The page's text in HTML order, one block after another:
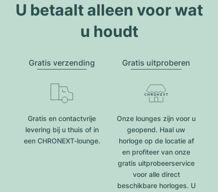
U betaalt alleen voor wat
u houdt
Gratis verzending
Gratis en contactvrije
levering bij u thuis of in
een CHRONEXT-lounge.
Gratis uitproberen
Onze lounges zijn voor u
geopend. Haal uw
horloge op de locatie af
en profiteer van onze
gratis uitprobeerservice
voor alle direct
beschikbare horloges. U